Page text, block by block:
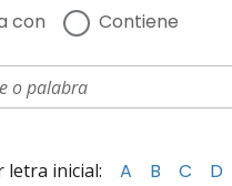
con Contiene
letra inicial: A B C D